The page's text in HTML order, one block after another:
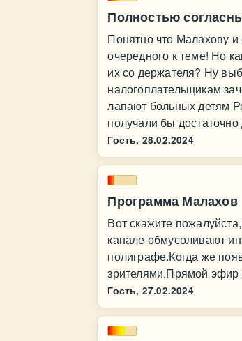
Полностью
Понятно что Малахову
очередного к теме! Но
их со держателя? Ну
налогоплательщикам
лапают больных детям
получали бы
Гость, 28.02.2024
Программа Малахов
Вот скажите
канале обмусоливают
полиграфе.Когда же
зрителями.Прямой
Гость, 27.02.2024